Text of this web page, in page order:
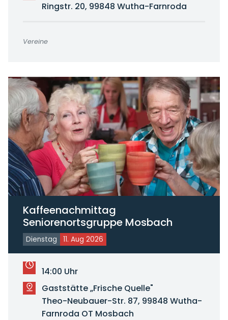
Ringstr. 20, 99848 Wutha-Farnroda
Vereine
Kaffeenachmittag
Seniorenortsgruppe Mosbach
Dienstag 11. Aug 2026
14:00 Uhr
Gaststätte „Frische Quelle"
Theo-Neubauer-Str. 87, 99848 Wutha-
Farnroda OT Mosbach